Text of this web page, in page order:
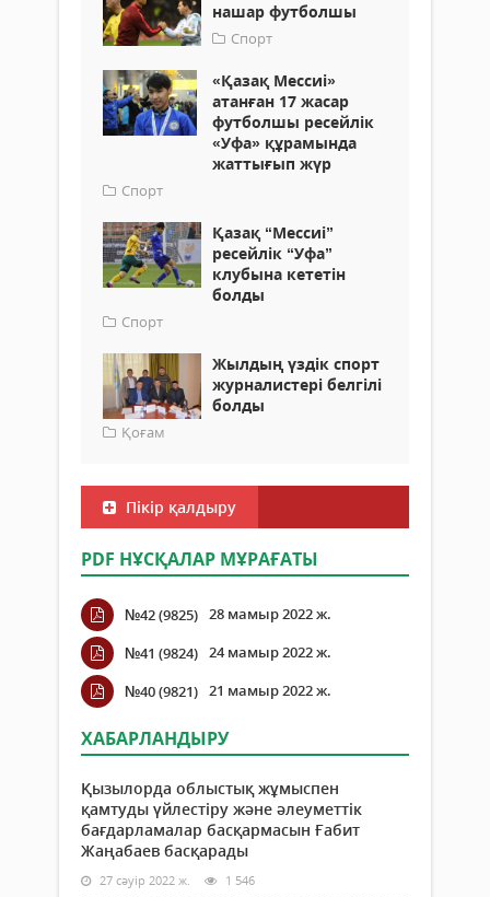
нашар футболшы
Спорт
«Қазақ Мессиі»
атанған 17 жасар
футболшы ресейлік
«Уфа» құрамында
жаттығып жүр
Спорт
Қазақ “Мессиі”
ресейлік “Уфа”
клубына кететін
болды
Спорт
Жылдың үздік спорт
журналистері белгілі
болды
Қоғам
Пікір қалдыру
PDF НҰСҚАЛАР МҰРАҒАТЫ
№42 (9825)
28 мамыр 2022 ж.
№41 (9824)
24 мамыр 2022 ж.
№40 (9821)
21 мамыр 2022 ж.
ХАБАРЛАНДЫРУ
Қызылорда облыстық жұмыспен
қамтуды үйлестіру және әлеуметтік
бағдарламалар басқармасын Ғабит
Жаңабаев басқарады
27 сәуір 2022 ж. 1 546